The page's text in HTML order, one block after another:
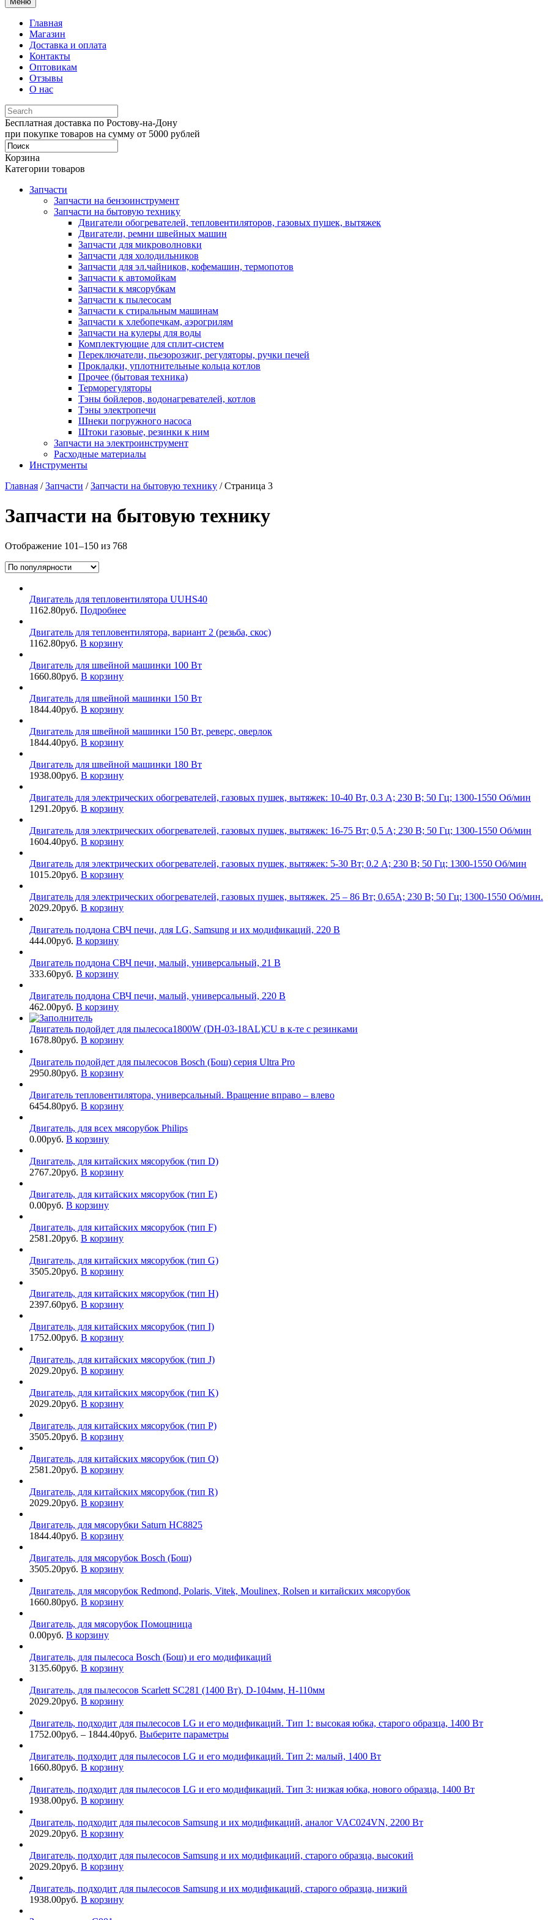
Главная
Магазин
Доставка и оплата
Контакты
Оптовикам
Отзывы
О нас
Бесплатная доставка по Ростову-на-Дону
при покупке товаров на сумму от 5000 рублей
Корзина
Категории товаров
Запчасти
Запчасти на бензоинструмент
Запчасти на бытовую технику
Двигатели обогревателей, тепловентиляторов, газовых пушек, вытяжек
Двигатели, ремни швейных машин
Запчасти для микроволновки
Запчасти для холодильников
Запчасти для эл.чайников, кофемашин, термопотов
Запчасти к автомойкам
Запчасти к мясорубкам
Запчасти к пылесосам
Запчасти к стиральным машинам
Запчасти к хлебопечкам, аэрогрилям
Запчасти на кулеры для воды
Комплектующие для сплит-систем
Переключатели, пьезорозжиг, регуляторы, ручки печей
Прокладки, уплотнительные кольца котлов
Прочее (бытовая техника)
Терморегуляторы
Тэны бойлеров, водонагревателей, котлов
Тэны электропечи
Шнеки погружного насоса
Штоки газовые, резинки к ним
Запчасти на электроинструмент
Расходные материалы
Инструменты
Главная /Запчасти /Запчасти на бытовую технику / Страница 3
Запчасти на бытовую технику
Отображение 101–150 из 768
Двигатель для тепловентилятора UUHS40
1162.80руб. Подробнее
Двигатель для тепловентилятора, вариант 2 (резьба, скос)
1162.80руб. В корзину
Двигатель для швейной машинки 100 Вт
1660.80руб. В корзину
Двигатель для швейной машинки 150 Вт
1844.40руб. В корзину
Двигатель для швейной машинки 150 Вт, реверс, оверлок
1844.40руб. В корзину
Двигатель для швейной машинки 180 Вт
1938.00руб. В корзину
Двигатель для электрических обогревателей, газовых пушек, вытяжек: 10-40 Вт, 0.3 А; 230 В; 50 Гц; 1300-1550 Об/мин
1291.20руб. В корзину
Двигатель для электрических обогревателей, газовых пушек, вытяжек: 16-75 Вт; 0,5 А; 230 В; 50 Гц; 1300-1550 Об/мин
1604.40руб. В корзину
Двигатель для электрических обогревателей, газовых пушек, вытяжек: 5-30 Вт; 0.2 А; 230 В; 50 Гц; 1300-1550 Об/мин
1015.20руб. В корзину
Двигатель для электрических обогревателей, газовых пушек, вытяжек. 25 – 86 Вт; 0.65А; 230 В; 50 Гц; 1300-1550 Об/мин.
2029.20руб. В корзину
Двигатель поддона СВЧ печи, для LG, Samsung и их модификаций, 220 В
444.00руб. В корзину
Двигатель поддона СВЧ печи, малый, универсальный, 21 В
333.60руб. В корзину
Двигатель поддона СВЧ печи, малый, универсальный, 220 В
462.00руб. В корзину
Двигатель подойдет для пылесоса1800W (DH-03-18AL)CU в к-те с резинками
1678.80руб. В корзину
Двигатель подойдет для пылесосов Bosch (Бош) серия Ultra Pro
2950.80руб. В корзину
Двигатель тепловентилятора, универсальный. Вращение вправо – влево
6454.80руб. В корзину
Двигатель, для всех мясорубок Philips
0.00руб. В корзину
Двигатель, для китайских мясорубок (тип D)
2767.20руб. В корзину
Двигатель, для китайских мясорубок (тип E)
0.00руб. В корзину
Двигатель, для китайских мясорубок (тип F)
2581.20руб. В корзину
Двигатель, для китайских мясорубок (тип G)
3505.20руб. В корзину
Двигатель, для китайских мясорубок (тип H)
2397.60руб. В корзину
Двигатель, для китайских мясорубок (тип I)
1752.00руб. В корзину
Двигатель, для китайских мясорубок (тип J)
2029.20руб. В корзину
Двигатель, для китайских мясорубок (тип K)
2029.20руб. В корзину
Двигатель, для китайских мясорубок (тип P)
3505.20руб. В корзину
Двигатель, для китайских мясорубок (тип Q)
2581.20руб. В корзину
Двигатель, для китайских мясорубок (тип R)
2029.20руб. В корзину
Двигатель, для мясорубки Saturn HC8825
1844.40руб. В корзину
Двигатель, для мясорубок Bosch (Бош)
3505.20руб. В корзину
Двигатель, для мясорубок Redmond, Polaris, Vitek, Moulinex, Rolsen и китайских мясорубок
1660.80руб. В корзину
Двигатель, для мясорубок Помощница
0.00руб. В корзину
Двигатель, для пылесоса Bosch (Бош) и его модификаций
3135.60руб. В корзину
Двигатель, для пылесосов Scarlett SC281 (1400 Вт), D-104мм, Н-110мм
2029.20руб. В корзину
Двигатель, подходит для пылесосов LG и его модификаций. Тип 1: высокая юбка, старого образца, 1400 Вт
1752.00руб. – 1844.40руб. Выберите параметры
Двигатель, подходит для пылесосов LG и его модификаций. Тип 2: малый, 1400 Вт
1660.80руб. В корзину
Двигатель, подходит для пылесосов LG и его модификаций. Тип 3: низкая юбка, нового образца, 1400 Вт
1938.00руб. В корзину
Двигатель, подходит для пылесосов Samsung и их модификаций, аналог VAC024VN, 2200 Вт
2029.20руб. В корзину
Двигатель, подходит для пылесосов Samsung и их модификаций, старого образца, высокий
2029.20руб. В корзину
Двигатель, подходит для пылесосов Samsung и их модификаций, старого образца, низкий
1938.00руб. В корзину